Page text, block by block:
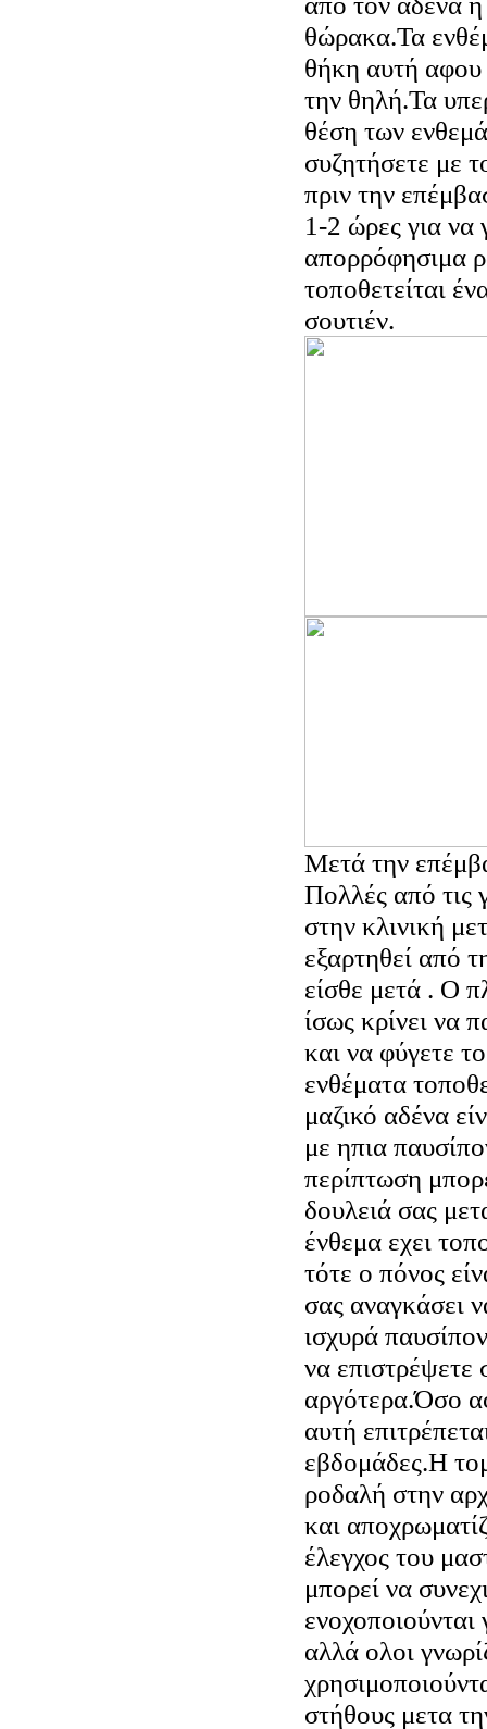
θώρακα.Τα
θήκη αυτή αφου
την θηλή.Τα
θέση των
συζητήσετε με
πριν την
1-2 ώρες για να
απορρόφησιμα
τοποθετείται
σουτιέν.
Μετά την
Πολλές από τις
στην κλινική
εξαρτηθεί από
είσθε μετά . Ο
ίσως κρίνει να
και να φύγετε
ενθέματα
μαζικό αδένα
με ηπια
περίπτωση
δουλειά σας
ένθεμα εχει
τότε ο πόνος
σας αναγκάσει
ισχυρά
να επιστρέψετε
αργότερα.Όσο
αυτή
εβδομάδες.Η
ροδαλή στην
και
έλεγχος του
μπορεί να
ενοχοποιούνται
αλλά ολοι
στήθους μετα